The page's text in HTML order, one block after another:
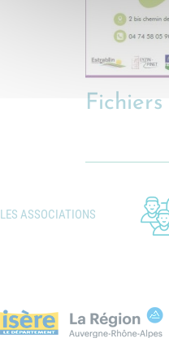
Fichiers
LES ASSOCIATIONS